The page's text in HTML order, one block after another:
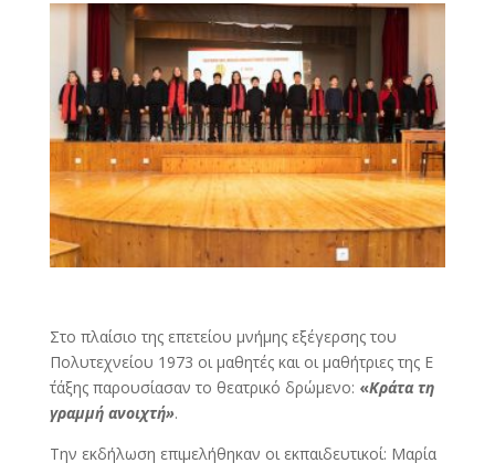
Στο πλαίσιο της επετείου μνήμης εξέγερσης του
Πολυτεχνείου 1973 οι μαθητές και οι μαθήτριες της Ε
΄τάξης παρουσίασαν το θεατρικό δρώμενο: «Κράτα τη
γραμμή ανοιχτή».
Την εκδήλωση επιμελήθηκαν οι εκπαιδευτικοί: Μαρία